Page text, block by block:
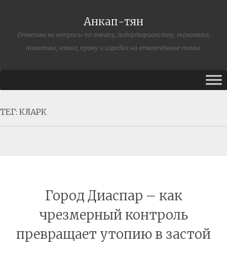
Анкап-тян
Отвечаю на вопросы по анкапу, либертарианству, экономике,
политике, этике, праву и изредка на отвлечённые темы.
ТЕГ: КЛАРК
Город Диаспар – как
чрезмерный контроль
превращает утопию в застой